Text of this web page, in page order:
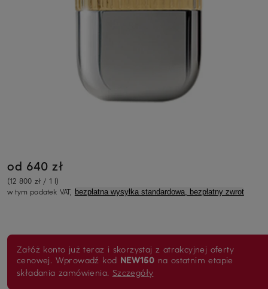
od 640 zł
(12 800 zł / 1 l)
w tym podatek VAT, bezpłatna wysyłka standardowa, bezpłatny zwrot
Załóż konto już teraz i skorzystaj z atrakcyjnej oferty
cenowej. Wprowadź kod NEW150 na ostatnim etapie
składania zamówienia. Szczegóły